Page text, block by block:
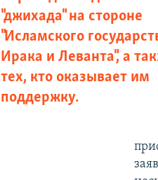
"джихада" на стороне
"Исламского
Ирака и Леванта", а
тех, кто оказывает им
поддержку.